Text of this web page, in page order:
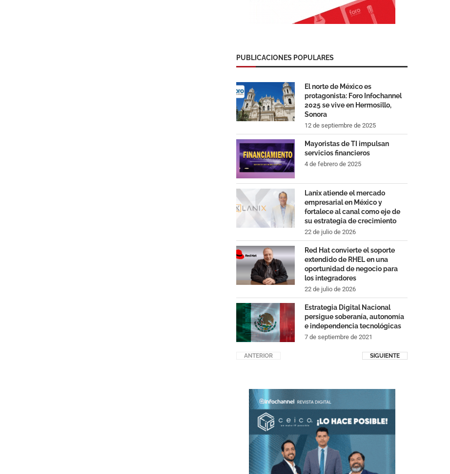
PUBLICACIONES POPULARES
El norte de México es
protagonista: Foro Infochannel
2025 se vive en Hermosillo,
Sonora
12 de septiembre de 2025
Mayoristas de TI impulsan
servicios financieros
4 de febrero de 2025
Lanix atiende el mercado
empresarial en México y
fortalece al canal como eje de
su estrategia de crecimiento
22 de julio de 2026
Red Hat convierte el soporte
extendido de RHEL en una
oportunidad de negocio para
los integradores
22 de julio de 2026
Estrategia Digital Nacional
persigue soberanía, autonomía
e independencia tecnológicas
7 de septiembre de 2021
ANTERIOR SIGUIENTE